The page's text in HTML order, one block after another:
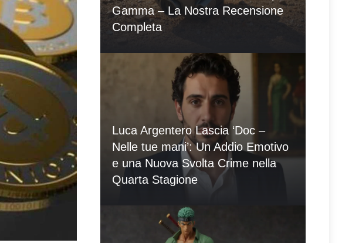
Gamma – La Nostra Recensione
Completa
Luca Argentero Lascia ‘Doc –
Nelle tue mani’: Un Addio Emotivo
e una Nuova Svolta Crime nella
Quarta Stagione